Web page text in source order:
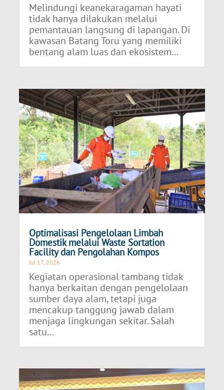
Melindungi keanekaragaman hayati
tidak hanya dilakukan melalui
pemantauan langsung di lapangan. Di
kawasan Batang Toru yang memiliki
bentang alam luas dan ekosistem...
Optimalisasi Pengelolaan Limbah
Domestik melalui Waste Sortation
Facility dan Pengolahan Kompos
Jul 17, 2026
Kegiatan operasional tambang tidak
hanya berkaitan dengan pengelolaan
sumber daya alam, tetapi juga
mencakup tanggung jawab dalam
menjaga lingkungan sekitar. Salah
satu...